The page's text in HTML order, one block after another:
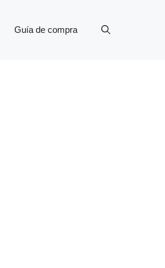
Guía de compra